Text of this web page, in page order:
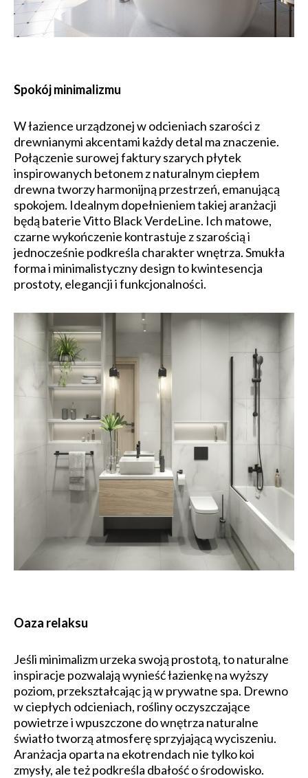
Spokój minimalizmu
W łazience urządzonej w odcieniach szarości z
drewnianymi akcentami każdy detal ma znaczenie.
Połączenie surowej faktury szarych płytek
inspirowanych betonem z naturalnym ciepłem
drewna tworzy harmonijną przestrzeń, emanującą
spokojem. Idealnym dopełnieniem takiej aranżacji
będą baterie Vitto Black VerdeLine. Ich matowe,
czarne wykończenie kontrastuje z szarością i
jednocześnie podkreśla charakter wnętrza. Smukła
forma i minimalistyczny design to kwintesencja
prostoty, elegancji i funkcjonalności.
Oaza relaksu
Jeśli minimalizm urzeka swoją prostotą, to naturalne
inspiracje pozwalają wynieść łazienkę na wyższy
poziom, przekształcając ją w prywatne spa. Drewno
w ciepłych odcieniach, rośliny oczyszczające
powietrze i wpuszczone do wnętrza naturalne
światło tworzą atmosferę sprzyjającą wyciszeniu.
Aranżacja oparta na ekotrendach nie tylko koi
zmysły, ale też podkreśla dbałość o środowisko.